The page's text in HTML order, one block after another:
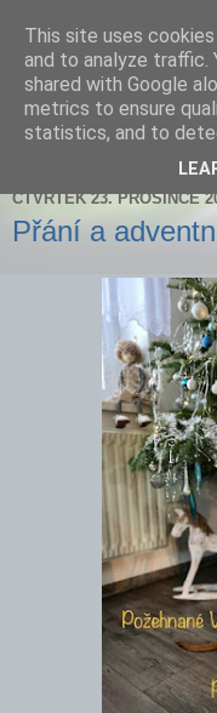
Zdenička
ČTVRTEK 23. PROSINCE
Přání a
This site uses
and to analyze traffic.
shared with Google
metrics to ensure
statistics, and to